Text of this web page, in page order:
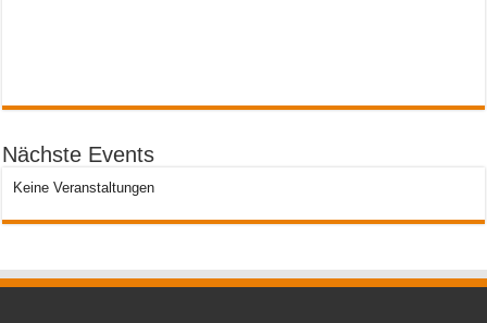
Nächste Events
Keine Veranstaltungen